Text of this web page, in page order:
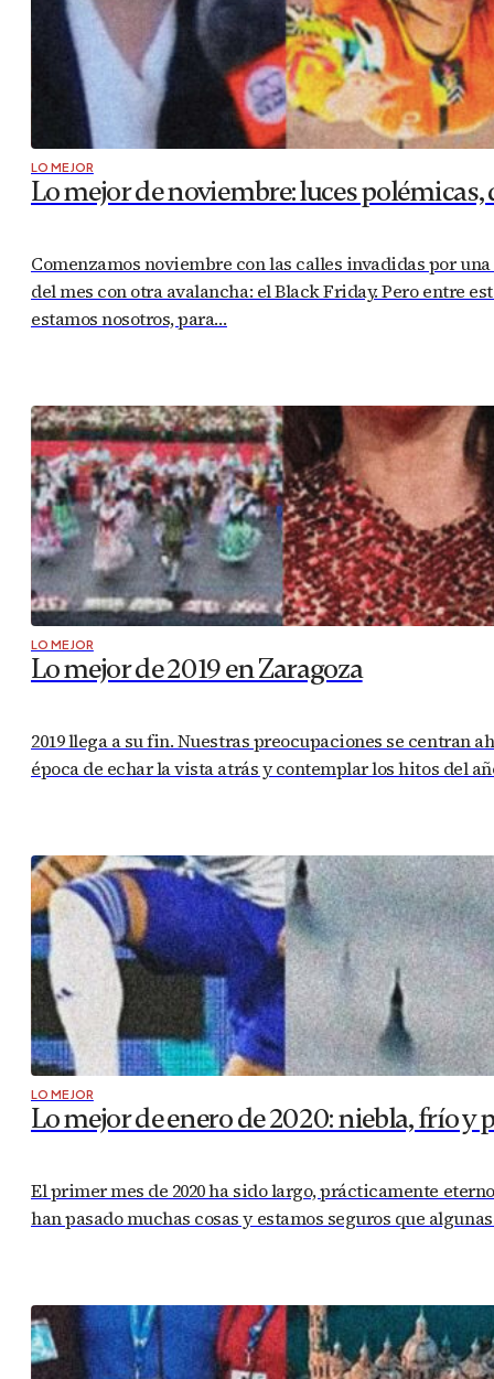
LO MEJOR
Lo mejor de noviembre: luces
Comenzamos noviembre con las calles invadidas por una
del mes con otra avalancha: el Black Friday. Pero entre
estamos nosotros, para…
LO MEJOR
Lo mejor de 2019 en Zaragoza
2019 llega a su fin. Nuestras preocupaciones se centran
época de echar la vista atrás y contemplar los hitos del
LO MEJOR
Lo mejor de enero de 2020: niebla, frío y
El primer mes de 2020 ha sido largo, prácticamente
han pasado muchas cosas y estamos seguros que